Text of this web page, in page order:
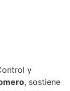
y
, sostiene